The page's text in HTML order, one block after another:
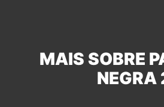
MAIS SOBRE
NEGRA